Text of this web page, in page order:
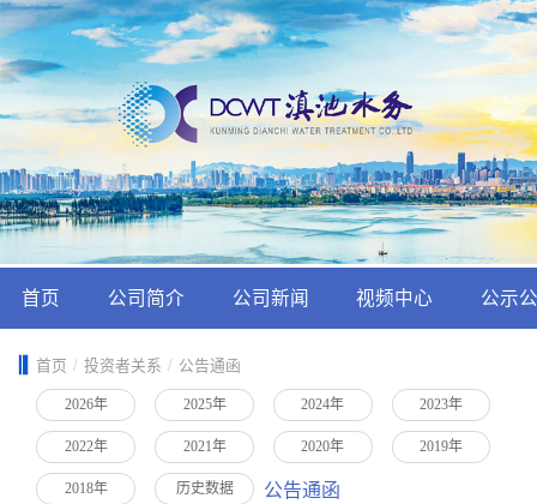
首页 公司简介 公司新闻 视频中心 公示
首页 / 投资者关系 / 公告通函
2026年 2025年 2024年 2023年
2022年 2021年 2020年 2019年
2018年 历史数据 公告通函